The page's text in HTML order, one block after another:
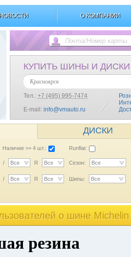
НОВОСТИ О КОМПАНИИ
КУПИТЬ ШИНЫ И ДИСКИ
Красноярск
Тел.: +7 (495) 995-7474
E-mail: info@vmauto.ru
ДИСКИ
Наличие >= 4 шт.: Runflat:
/ Все R Все Сезон: Все
/ Все R Все Шипы: Все
o шине
резина